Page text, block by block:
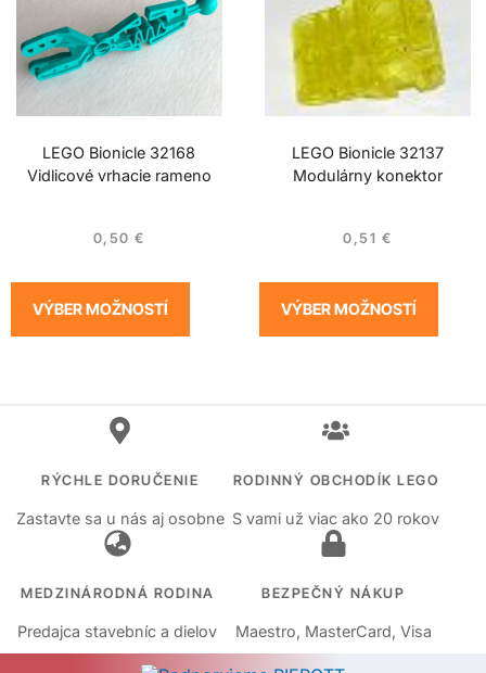
LEGO Bionicle 32168
Vidlicové vrhacie rameno
0,50 €
VÝBER MOŽNOSTÍ
LEGO Bionicle 32137
Modulárny konektor
0,51 €
VÝBER MOŽNOSTÍ
RÝCHLE DORUČENIE
Zastavte sa u nás aj osobne
RODINNÝ OBCHODÍK LEGO
S vami už viac ako 20 rokov
MEDZINÁRODNÁ RODINA
Predajca stavebníc a dielov
BEZPEČNÝ NÁKUP
Maestro, MasterCard, Visa